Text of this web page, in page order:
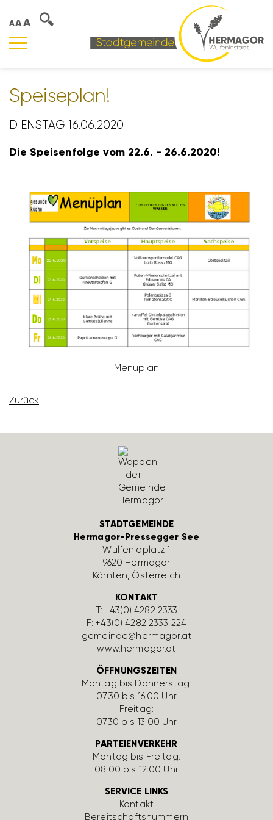
AAA
Spei­se­plan!
DIENSTAG 16.06.2020
Die Spei­sen­folge vom 22.6. - 26.6.2020!
Menü­plan
Zurück
STADTGEMEINDE
Hermagor-Pressegger See
Wulfe­nia­platz 1
9620 Hermagor
Kärnten, Öster­reich
KONTAKT
T:+43(0) 4282 2333
F: +43(0) 4282 2333 224
gemeinde@hermagor.at
www.hermagor.at
ÖFFNUNGSZEITEN
Montag bis Donnerstag:
07:30 bis 16:00 Uhr
Freitag:
07:30 bis 13:00 Uhr
PARTEIENVERKEHR
Montag bis Freitag:
08:00 bis 12:00 Uhr
SERVICE LINKS
Kontakt
Bereit­schafts­num­mern